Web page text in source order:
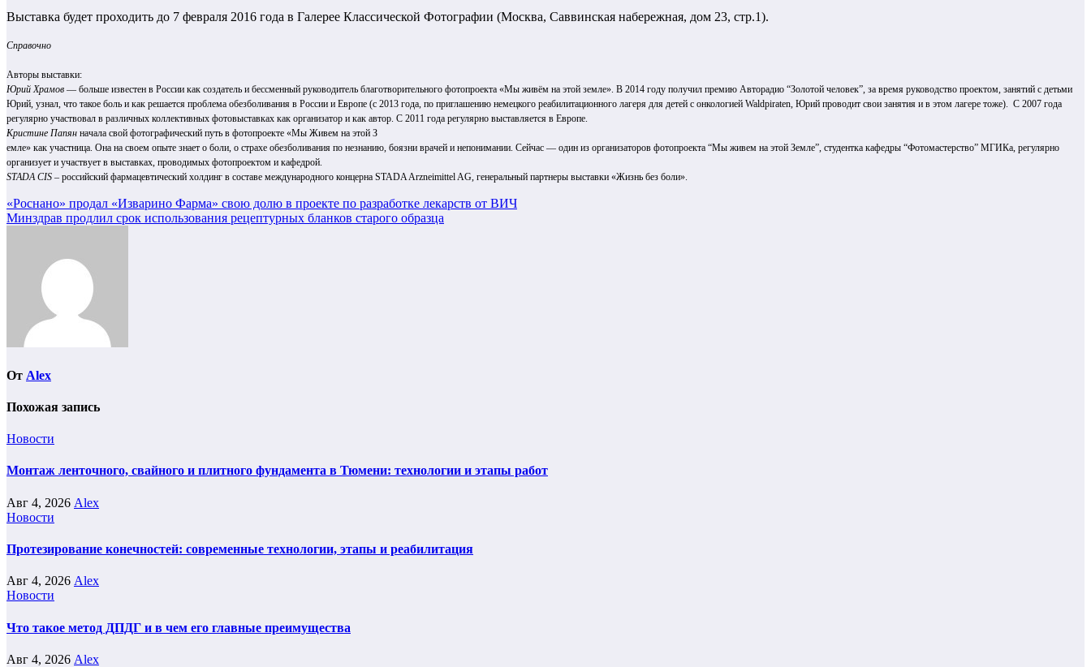
Выставка будет проходить до 7 февраля 2016 года в Галерее Классической Фотографии (Москва, Саввинская набережная, дом 23, стр.1).
Справочно
Авторы выставки:
Юрий Храмов — больше известен в России как создатель и бессменный руководитель благотворительного фотопроекта «Мы живём на этой земле». В 2014 году получил премию Авторадио “Золотой человек”, за время руководство проектом, занятий с детьми
Юрий, узнал, что такое боль и как решается проблема обезболивания в России и Европе (с 2013 года, по приглашению немецкого реабилитационного лагеря для детей с онкологией Waldpiraten, Юрий проводит свои занятия и в этом лагере тоже). С 2007 года
регулярно участвовал в различных коллективных фотовыставках как организатор и как автор. С 2011 года регулярно выставляется в Европе.
Кристине Папян начала свой фотографический путь в фотопроекте «Мы Живем на этой З
емле» как участница. Она на своем опыте знает о боли, о страхе обезболивания по незнанию, боязни врачей и непонимании. Сейчас — один из организаторов фотопроекта “Мы живем на этой Земле”, студентка кафедры “Фотомастерство” МГИКа, регулярно
организует и участвует в выставках, проводимых фотопроектом и кафедрой.
STADA CIS – российский фармацевтический холдинг в составе международного концерна STADA Arzneimittel AG, генеральный партнеры выставки «Жизнь без боли».
Навигация
по
«Роснано» продал «Изварино Фарма» свою долю в проекте по разработке лекарств от ВИЧ
Минздрав продлил срок использования рецептурных бланков старого образца
От Alex
Похожая запись
Новости
Монтаж ленточного, свайного и плитного фундамента в Тюмени: технологии и этапы работ
Авг 4, 2026 Alex
Новости
Протезирование конечностей: современные технологии, этапы и реабилитация
Авг 4, 2026 Alex
Новости
Что такое метод ДПДГ и в чем его главные преимущества
Авг 4, 2026 Alex